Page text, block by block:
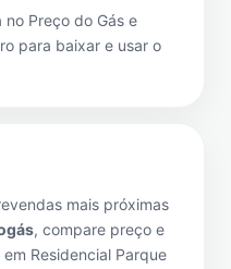
Preço do Gás e
para baixar e usar o
mais próximas
, compare preço e
Residencial Parque